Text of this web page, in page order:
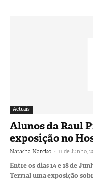
Actuais
Alunos da Raul
exposição no
Natacha Narciso - 11 de Junho,
Entre os dias 14 e 18 de
Termal uma exposição